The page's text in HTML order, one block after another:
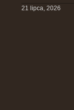
21 lipca, 2026